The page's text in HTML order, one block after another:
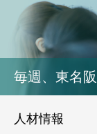
毎週、東名
人材情報
サービス
活用事例